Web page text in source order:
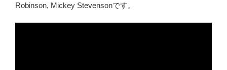
Robinson, Mickey Stevensonです。